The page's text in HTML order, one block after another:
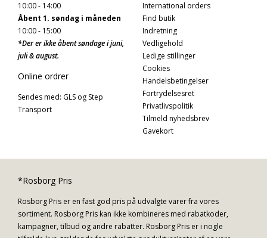
10:00 - 14:00
Åbent 1. søndag i måneden
10:00 - 15:00
*Der er ikke åbent søndage i juni,
juli & august.
Online ordrer
Sendes med: GLS og Step
Transport
International orders
Find butik
Indretning
Vedligehold
Ledige stillinger
Cookies
Handelsbetingelser
Fortrydelsesret
Privatlivspolitik
Tilmeld nyhedsbrev
Gavekort
*Rosborg Pris
Rosborg Pris er en fast god pris på udvalgte varer fra vores
sortiment. Rosborg Pris kan ikke kombineres med rabatkoder,
kampagner, tilbud og andre rabatter. Rosborg Pris er i nogle